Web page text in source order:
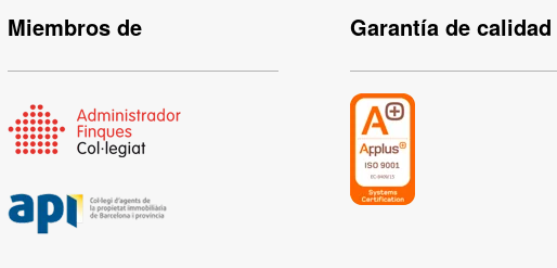
Miembros de Garantía de calidad